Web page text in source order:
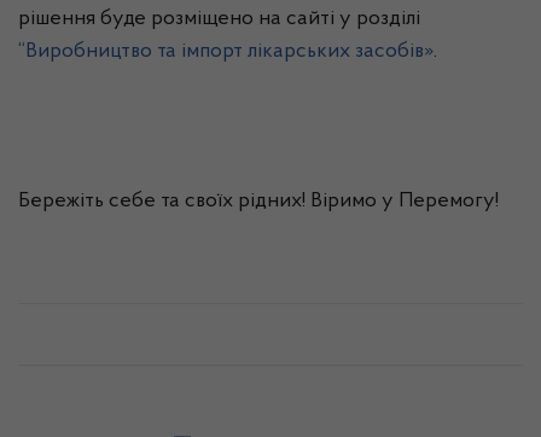
рішення буде розміщено на сайті у розділі
“Виробництво та імпорт лікарських засобів».
Бережіть себе та своїх рідних! Віримо у Перемогу!